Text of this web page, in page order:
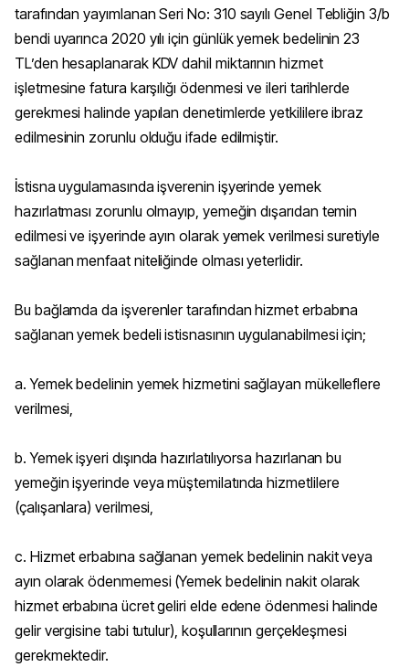
tarafından yayımlanan Seri No: 310 sayılı Genel Tebliğin 3/b
bendi uyarınca 2020 yılı için günlük yemek bedelinin 23
TL’den hesaplanarak KDV dahil miktarının hizmet
işletmesine fatura karşılığı ödenmesi ve ileri tarihlerde
gerekmesi halinde yapılan denetimlerde yetkililere ibraz
edilmesinin zorunlu olduğu ifade edilmiştir.
İstisna uygulamasında işverenin işyerinde yemek
hazırlatması zorunlu olmayıp, yemeğin dışarıdan temin
edilmesi ve işyerinde ayın olarak yemek verilmesi suretiyle
sağlanan menfaat niteliğinde olması yeterlidir.
Bu bağlamda da işverenler tarafından hizmet erbabına
sağlanan yemek bedeli istisnasının uygulanabilmesi için;
a. Yemek bedelinin yemek hizmetini sağlayan mükelleflere
verilmesi,
b. Yemek işyeri dışında hazırlatılıyorsa hazırlanan bu
yemeğin işyerinde veya müştemilatında hizmetlilere
(çalışanlara) verilmesi,
c. Hizmet erbabına sağlanan yemek bedelinin nakit veya
ayın olarak ödenmemesi (Yemek bedelinin nakit olarak
hizmet erbabına ücret geliri elde edene ödenmesi halinde
gelir vergisine tabi tutulur), koşullarının gerçekleşmesi
gerekmektedir.